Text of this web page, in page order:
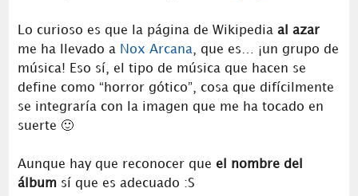
Lo curioso es que la página de Wikipedia al azar
me ha llevado a Nox Arcana, que es… ¡un grupo de
música! Eso sí, el tipo de música que hacen se
define como “horror gótico”, cosa que difícilmente
se integraría con la imagen que me ha tocado en
suerte 🙂
Aunque hay que reconocer que el nombre del
álbumsí que es adecuado :S